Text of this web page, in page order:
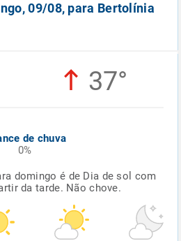
09/08, para Bertolínia
37°
de chuva
0%
domingo é de Dia de sol com
da tarde. Não chove.